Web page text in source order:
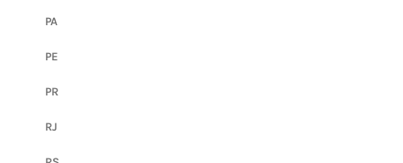
PA
PE
PR
RJ